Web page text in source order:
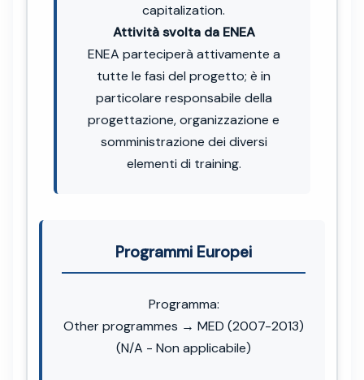
capitalization.
Attività svolta da ENEA
ENEA parteciperà attivamente a
tutte le fasi del progetto; è in
particolare responsabile della
progettazione, organizzazione e
somministrazione dei diversi
elementi di training.
Programmi Europei
Programma:
Other programmes → MED (2007-2013)
(N/A - Non applicabile)